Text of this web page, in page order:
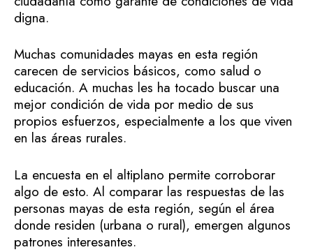
digna.
Muchas comunidades mayas en esta región
carecen de servicios básicos, como salud o
educación. A muchas les ha tocado buscar una
mejor condición de vida por medio de sus
propios esfuerzos, especialmente a los que viven
en las áreas rurales.
La encuesta en el altiplano permite corroborar
algo de esto. Al comparar las respuestas de las
personas mayas de esta región, según el área
donde residen (urbana o rural), emergen algunos
patrones interesantes.